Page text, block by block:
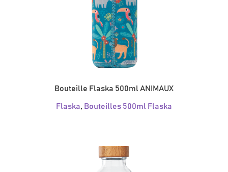
Bouteille Flaska 500ml ANIMAUX
Flaska, Bouteilles 500ml Flaska